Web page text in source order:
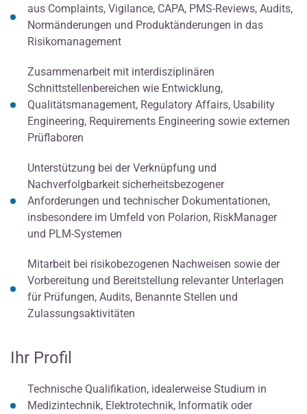
aus Complaints, Vigilance, CAPA, PMS-Reviews, Audits,
Normänderungen und Produktänderungen in das
Risikomanagement
Zusammenarbeit mit interdisziplinären
Schnittstellenbereichen wie Entwicklung,
Qualitätsmanagement, Regulatory Affairs, Usability
Engineering, Requirements Engineering sowie externen
Prüflaboren
Unterstützung bei der Verknüpfung und
Nachverfolgbarkeit sicherheitsbezogener
Anforderungen und technischer Dokumentationen,
insbesondere im Umfeld von Polarion, RiskManager
und PLM-Systemen
Mitarbeit bei risikobezogenen Nachweisen sowie der
Vorbereitung und Bereitstellung relevanter Unterlagen
für Prüfungen, Audits, Benannte Stellen und
Zulassungsaktivitäten
Ihr Profil
Technische Qualifikation, idealerweise Studium in
Medizintechnik, Elektrotechnik, Informatik oder